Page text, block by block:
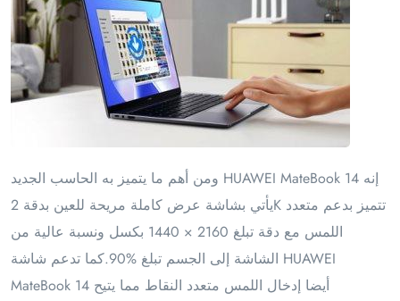
ومن أهم ما يتميز به الحاسب الجديد HUAWEI MateBook 14 إنه
يأتي بشاشة عرض كاملة مريحة للعين بدقة 2K تتميز بدعم متعدد
اللمس مع دقة تبلغ 2160 × 1440 بكسل ونسبة عالية من
الشاشة إلى الجسم تبلغ %90.كما تدعم شاشة HUAWEI
MateBook 14 أيضا إدخال اللمس متعدد النقاط مما يتيح